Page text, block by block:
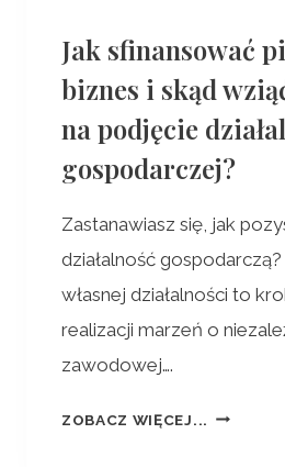
Jak sfinansować
biznes i skąd
na podjęcie
gospodarczej?
Zastanawiasz się, jak
działalność gospodarczą?
własnej działalności to
realizacji marzeń o
zawodowej….
ZOBACZ WIĘCEJ...